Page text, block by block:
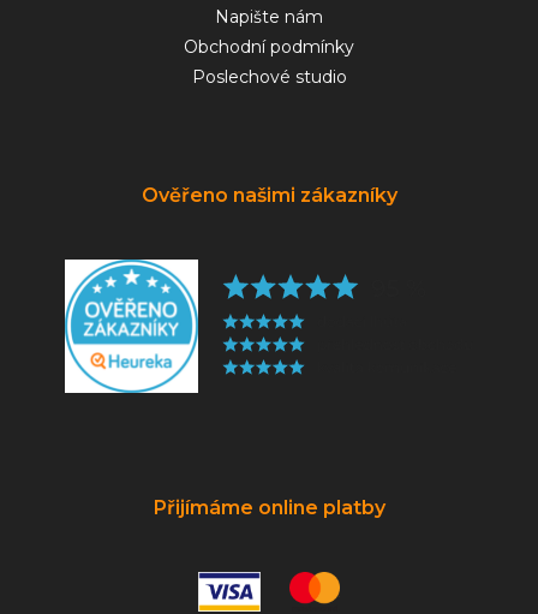
Napište nám
Obchodní podmínky
Poslechové studio
Ověřeno našimi zákazníky
Přijímáme online platby